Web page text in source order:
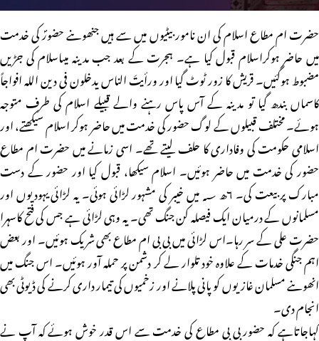
حضرت ام مطاع اسلام کی ان نامور بیٹیوں میں سے ہیں جنھوںنے حضورؐ کی خدمت
میں حاضر ہوکراسلام قبول کیا ہے۔ ہجرت کے بعد جب مدینہ میںاسلام کی جڑیں
مضبوط ہوگئیں۔ قریش کا زور ٹوٹ گیا اور ورأیتَ الناس یدخلون فی دین اللہ افواجاً
کاسماں بندھ گیا تو مدینہ کے آس پاس رہنے والے قبیلے اسلام کی طرف متوجہ
ہوئے۔ مختلف قبیلوں کے لوگ حضور کی خدمت میں حاضر ہوکر اسلام سیکھتے، اور
اسلامی حکومت کی وفاداری کا حلف لیتے تھے۔ اسی زمانے میں حضرت ام مطاع
حضور کی خدمت میں حاضر ہوئیں۔ اسلام سیکھا، قبول کیا اور حضور کے دست
مبارک پر بیعت کی۔ ۶ھ ؁ میں خیبر کی مشہور لڑائی ہوئی۔ یہ لڑائی یہودیوں اور
مسلمانوں کے درمیان ایک فیصلہ کن جنگ تھی۔ یہ وہی لڑائی ہے جس کی فتح کاسہرا
حضرت علی کے سر رہا۔اس لڑائی میں بی بی ام مطاع بھی شریک ہوئیں۔ اور بعض
اہم جنگی خدمات کے علاوہ خود تلوار لے کر دشمن پر حملہ آور ہوئیں۔ اس جنگ میں
انھوںنے مسلمان غازیوں کو پانی پلانے اور زخمیوں کی تیمار داری کرنے کی ڈیوٹی بھی
انجام دی۔
کہاجاتاہے کہ حضور بی بی مطاع کی خدمت سے اس قدر خوش ہوئے کہ آپ نے